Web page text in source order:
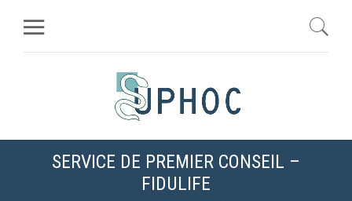
SERVICE DE PREMIER CONSEIL –
FIDULIFE